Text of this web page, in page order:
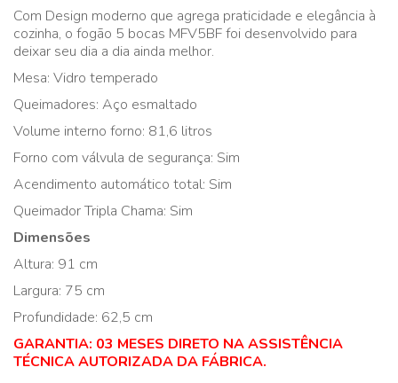
Com Design moderno que agrega praticidade e elegância à
cozinha, o fogão 5 bocas MFV5BF foi desenvolvido para
deixar seu dia a dia ainda melhor.
Mesa: Vidro temperado
Queimadores: Aço esmaltado
Volume interno forno: 81,6 litros
Forno com válvula de segurança: Sim
Acendimento automático total: Sim
Queimador Tripla Chama: Sim
Dimensões
Altura: 91 cm
Largura: 75 cm
Profundidade: 62,5 cm
GARANTIA: 03 MESES DIRETO NA ASSISTÊNCIA
TÉCNICA AUTORIZADA DA FÁBRICA.